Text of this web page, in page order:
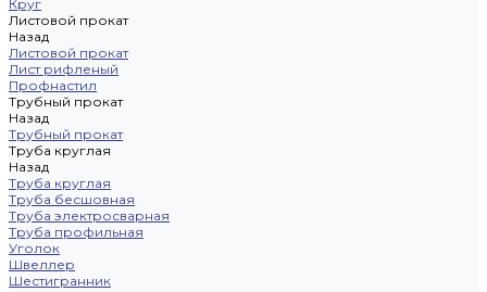
Круг
Листовой прокат
Назад
Листовой прокат
Лист рифленый
Профнастил
Трубный прокат
Назад
Трубный прокат
Труба круглая
Назад
Труба круглая
Труба бесшовная
Труба электросварная
Труба профильная
Уголок
Швеллер
Шестигранник